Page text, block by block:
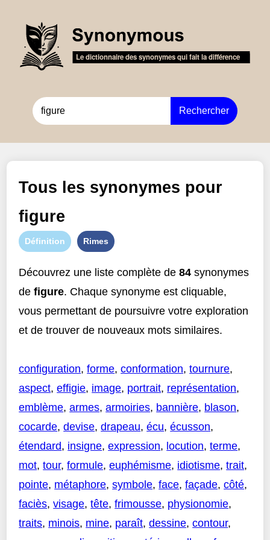
Rechercher
Tous les synonymes pour
figure
Définition Rimes
Découvrez une liste complète de84 synonymes
defigure. Chaque synonyme est cliquable,
vous permettant de poursuivre votre exploration
et de trouver de nouveaux mots similaires.
configuration,forme,conformation,tournure,
aspect,effigie, image, portrait, représentation,
emblème,armes,armoiries, bannière, blason,
cocarde,devise,drapeau,écu,écusson,
étendard, insigne,expression, locution,terme,
mot,tour,formule,euphémisme, idiotisme,trait,
pointe, métaphore,symbole,face,façade,côté,
faciès,visage,tête,frimousse, physionomie,
traits, minois, mine, paraît,dessine,contour,